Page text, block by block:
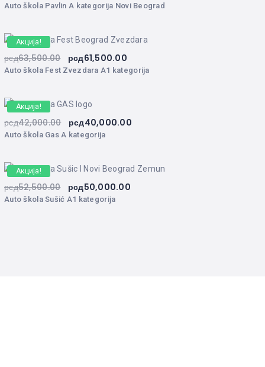
Auto škola Pavlin A kategorija Novi Beograd
Акција!
Auto škola Fest Zvezdara A1 kategorija
рсд63,500.00 рсд61,500.00
Акција!
Auto škola Gas A kategorija
рсд42,000.00 рсд40,000.00
Акција!
Auto škola Sušić A1 kategorija
рсд52,500.00 рсд50,000.00